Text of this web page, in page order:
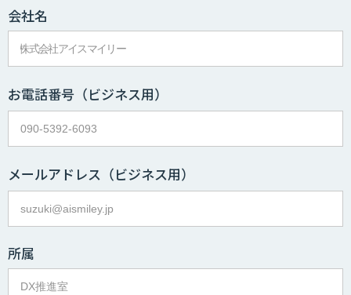
会社名
お電話番号 （ビジネス用）
メールアドレス （ビジネス用）
所属